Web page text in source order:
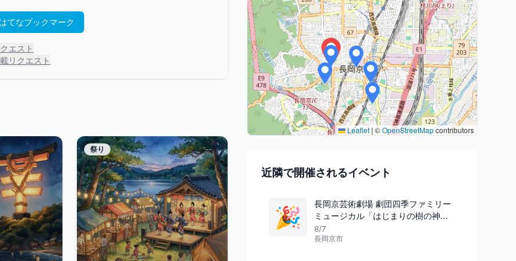
はてなブックマーク
エスト
リクエスト
祭り
Leaflet|©OpenStreetMapcontributors
近隣で開催されるイベント
🎉
長岡京芸術劇場 劇団四季ファミリー
ミュージカル「はじまりの樹の神話
～こそあどの森の物語～」
8/7
長岡京市